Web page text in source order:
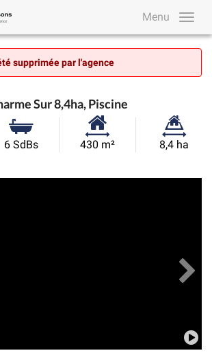
Menu
supprimée par l'agence
Sur 8,4ha, Piscine
6 SdBs
Surface
430 m²
Superficie
8,4 ha